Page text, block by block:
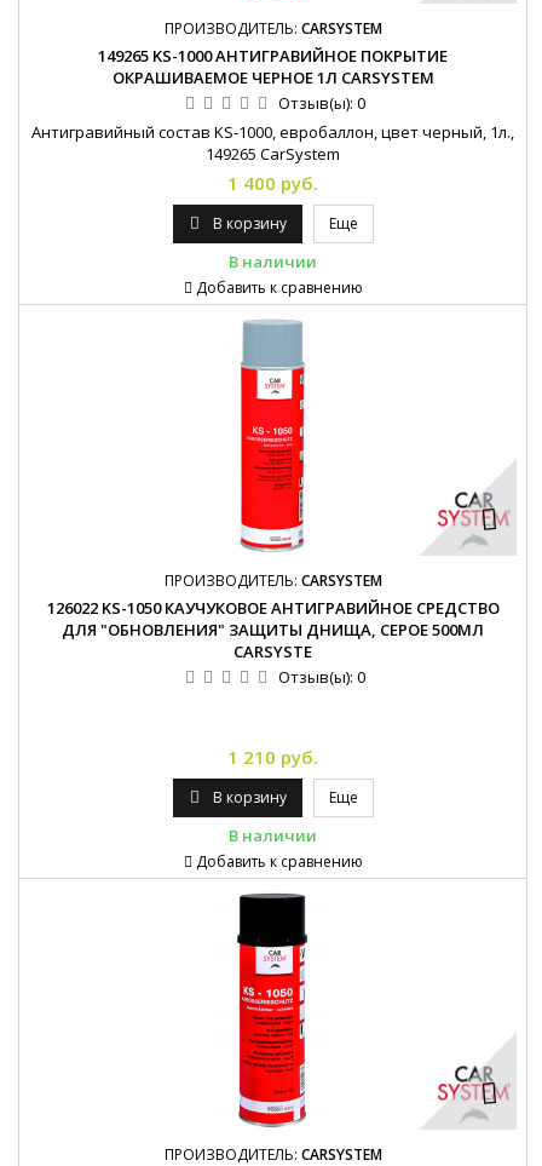
ПРОИЗВОДИТЕЛЬ: CARSYSTEM
149265 KS-1000 АНТИГРАВИЙНОЕ ПОКРЫТИЕ
ОКРАШИВАЕМОЕ ЧЕРНОЕ 1Л CARSYSTEM
Отзыв(ы): 0
Антигравийный состав KS-1000, евробаллон, цвет черный, 1л.,
149265 CarSystem
1 400 руб.
В корзину Еще
В наличии
Добавить к сравнению
ПРОИЗВОДИТЕЛЬ: CARSYSTEM
126022 KS-1050 КАУЧУКОВОЕ АНТИГРАВИЙНОЕ СРЕДСТВО
ДЛЯ "ОБНОВЛЕНИЯ" ЗАЩИТЫ ДНИЩА, СЕРОЕ 500МЛ
CARSYSTE
Отзыв(ы): 0
1 210 руб.
В корзину Еще
В наличии
Добавить к сравнению
ПРОИЗВОДИТЕЛЬ: CARSYSTEM